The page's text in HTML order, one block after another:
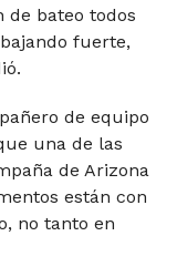
de bateo todos
fuerte,
de equipo
una de las
de Arizona
están con
no tanto en